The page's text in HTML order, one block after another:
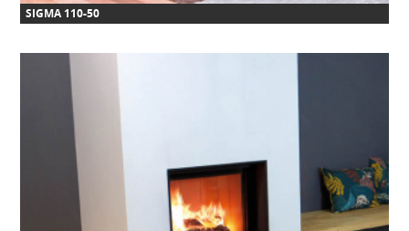
SIGMA 110-50